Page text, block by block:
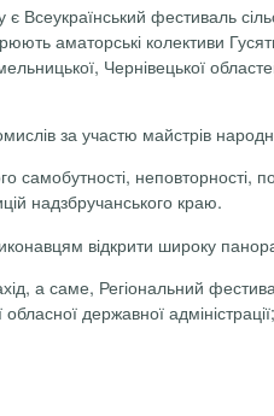
фестиваль
аматорські колективи
Чернівецької
за участю майстрів
неповторності,
надзбручанського краю.
відкрити широку
а саме, Регіональний
державної